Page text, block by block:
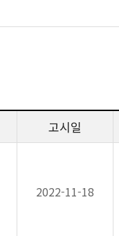
고시일
2022-11-18